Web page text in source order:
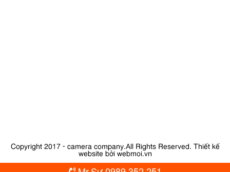
Copyright 2017 - camera company.All Rights Reserved. Thiết kế
website bởi webmoi.vn